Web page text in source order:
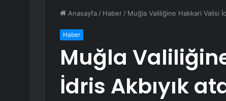
Anasayfa / Haber / Muğla Valiliğine Hakkari Valisi
Haber
Muğla
İdris Akbıyık